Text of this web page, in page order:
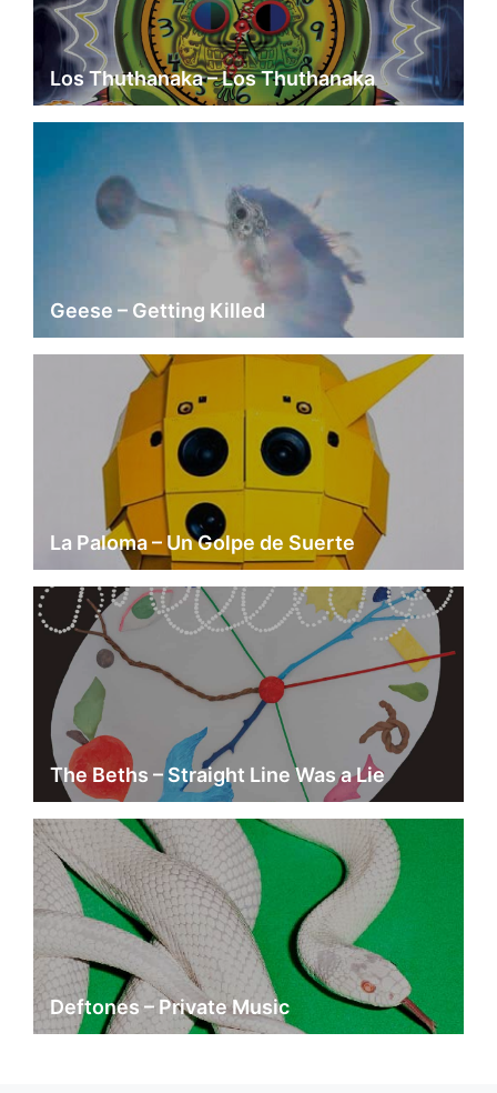
Los Thuthanaka – Los Thuthanaka
Geese – Getting Killed
La Paloma – Un Golpe de Suerte
The Beths – Straight Line Was a Lie
Deftones – Private Music